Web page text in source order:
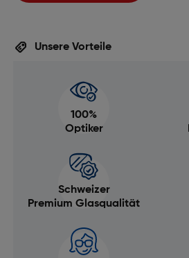
Unsere Vorteile
100%
Optiker
Schweizer
Premium Glasqualität